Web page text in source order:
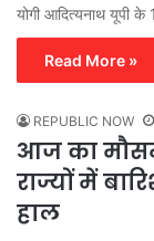
योगी आदित्यनाथ यूपी
Read More »
REPUBLIC NOW
आज का
राज्यों में
हाल